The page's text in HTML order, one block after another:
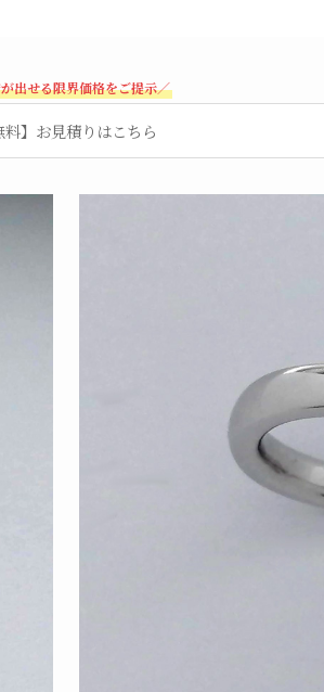
出せる限界価格をご提示／
料】お見積りはこちら